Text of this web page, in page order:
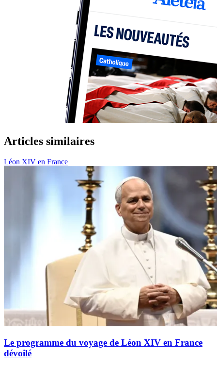
Articles similaires
Léon XIV en France
Le programme du voyage de Léon XIV en France
dévoilé